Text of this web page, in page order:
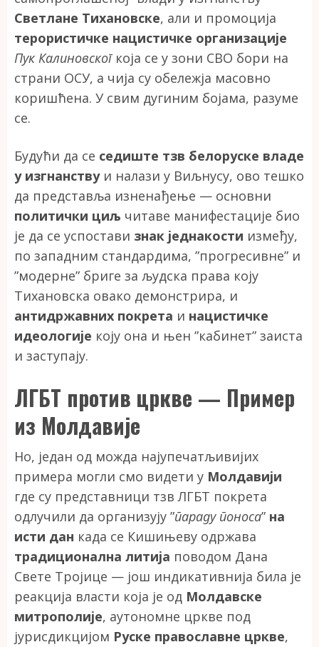
Светлане Тихановске, али и промоција
терористичке нацистичке организације
Пук Калиновскогкоја се у зони СВО бори на
страни ОСУ, а чија су обележја масовно
коришћена. У свим дугиним бојама, разуме
се.
Будући да се седиште тзв белоруске владе
у изгнанствуи налази у Виљнусу, ово тешко
да представља изненађење — основни
политички циљ читаве манифестације био
је да се успостави знак једнакости између,
по западним стандардима, ”прогресивне” и
”модерне” бриге за људска права коју
Тихановска овако демонстрира, и
антидржавних покрета и нацистичке
идеологије коју она и њен ”кабинет” заиста
и заступају.
ЛГБТ против цркве — Пример
из Молдавије
Но, један од можда најупечатљивијих
примера могли смо видети у Молдавији
где су представници тзв ЛГБТ покрета
одлучили да организују ”параду поноса” на
исти дан када се Кишињеву одржава
традиционална литија поводом Дана
Свете Тројице — још индикативнија била је
реакција власти која је од Молдавске
митрополије, аутономне цркве под
јурисдикцијом Руске православне цркве,